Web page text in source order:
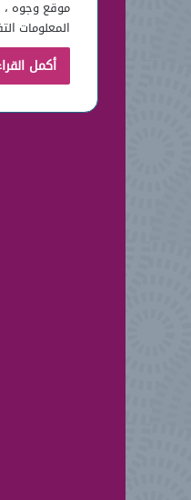
موقع وجوه ،
المعلومات
أكمل